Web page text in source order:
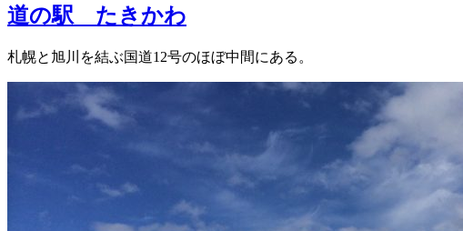
道の駅 たきかわ
札幌と旭川を結ぶ国道12号のほぼ中間にある。